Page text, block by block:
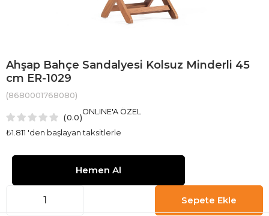
Ahşap Bahçe Sandalyesi Kolsuz Minderli 45
cm ER-1029
(8680001768080)
0.0
₺1.811 'den başlayan taksitlerle
ONLINE'A ÖZEL